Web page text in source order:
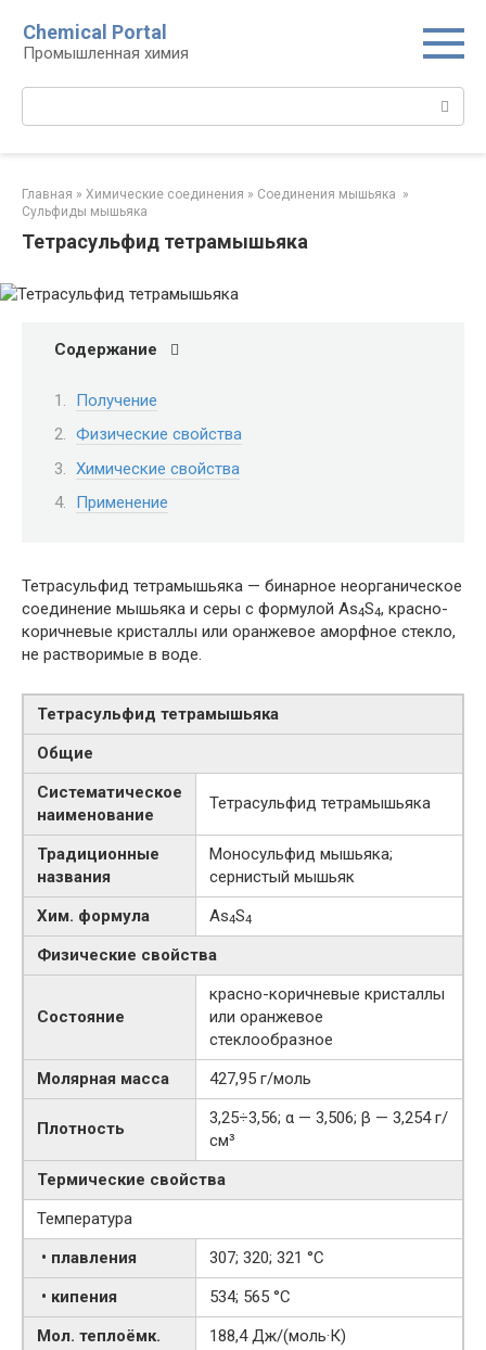
контенту
Chemical Portal
Промышленная химия
Главная » Химические соединения » Соединения мышьяка‎ ‎ »
Сульфиды мышьяка‎
Тетрасульфид тетрамышьяка
Содержание
Получение
Физические свойства
Химические свойства
Применение
Тетрасульфид тетрамышьяка — бинарное неорганическое
соединение мышьяка и серы с формулой As4S4, красно-
коричневые кристаллы или оранжевое аморфное стекло,
не растворимые в воде.
Тетрасульфид тетрамышьяка
Общие
Систематическое
наименование
Тетрасульфид тетрамышьяка
Традиционные
названия
Моносульфид мышьяка;
сернистый мышьяк
Хим. формула
As4S4
Физические свойства
Состояние
красно-коричневые кристаллы
или оранжевое
стеклообразное
Молярная масса
427,95 г/моль
Плотность
3,25÷3,56; α — 3,506; β — 3,254 г/
см³
Термические свойства
Температура
• плавления
307; 320; 321 °C
• кипения
534; 565 °C
Мол. теплоёмк.
188,4 Дж/(моль·К)